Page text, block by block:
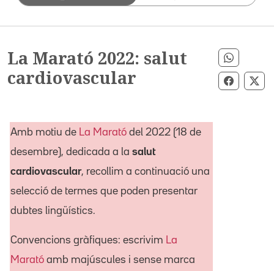
La Marató 2022: salut
cardiovascular
Amb motiu de La Marató del 2022 (18 de
desembre), dedicada a la salut
cardiovascular, recollim a continuació una
selecció de termes que poden presentar
dubtes lingüístics.
Convencions gràfiques: escrivim La
Marató amb majúscules i sense marca